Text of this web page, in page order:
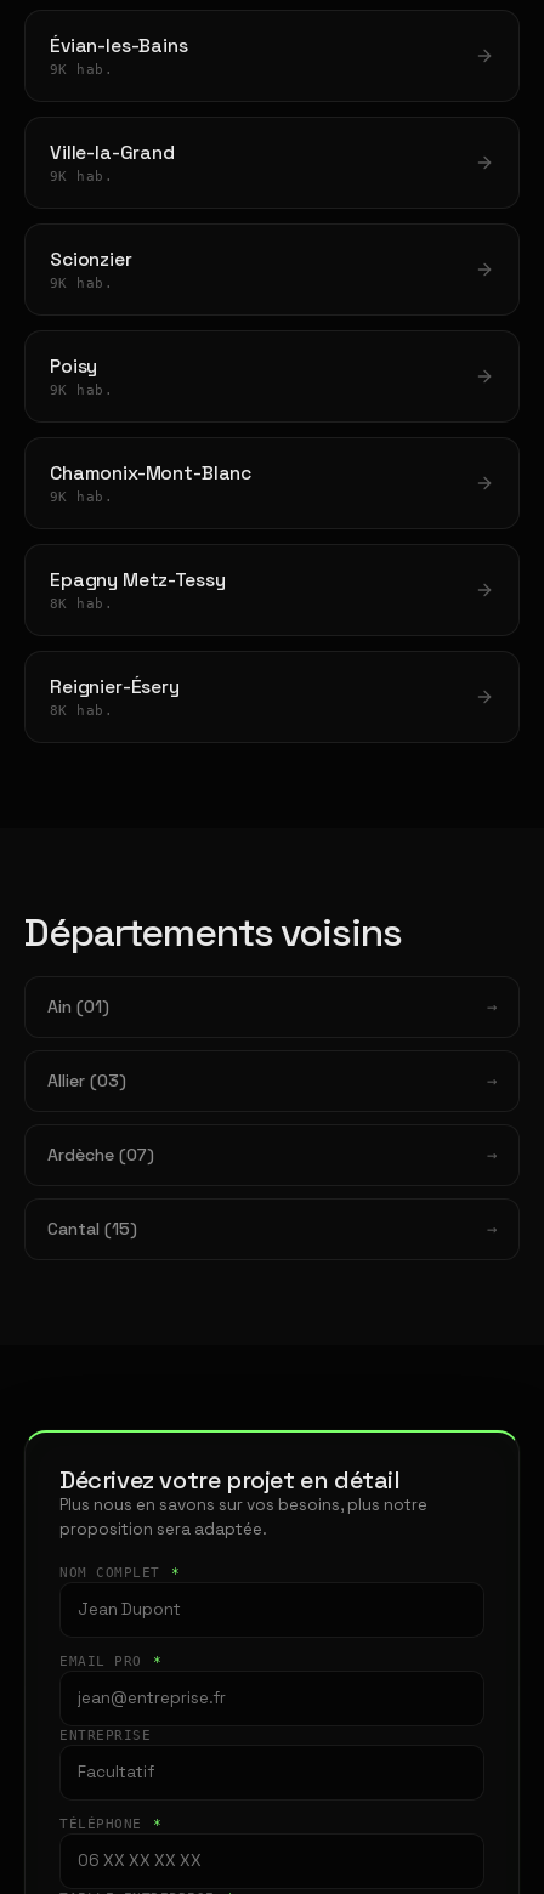
Évian-les-Bains
9K hab.
Ville-la-Grand
9K hab.
Scionzier
9K hab.
Poisy
9K hab.
Chamonix-Mont-Blanc
9K hab.
Epagny Metz-Tessy
8K hab.
Reignier-Ésery
8K hab.
Départements voisins
Ain (01)
Allier (03)
Ardèche (07)
Cantal (15)
Décrivez votre projet en détail
Plus nous en savons sur vos besoins, plus notre
proposition sera adaptée.
NOM COMPLET *
EMAIL PRO *
ENTREPRISE
TÉLÉPHONE *